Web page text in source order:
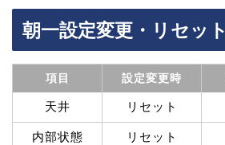
朝一設定変更・リセット
項目 設定変更時
天井 リセット
内部状態 リセット